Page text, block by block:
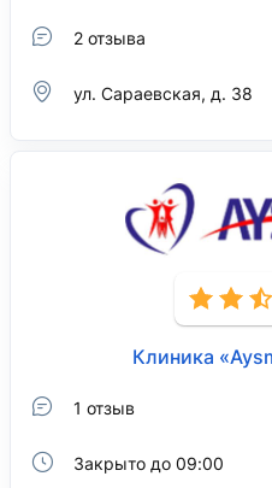
2 отзыва
ул. Сараевская, д. 38
Клиника
1 отзыв
Закрыто до 09:00